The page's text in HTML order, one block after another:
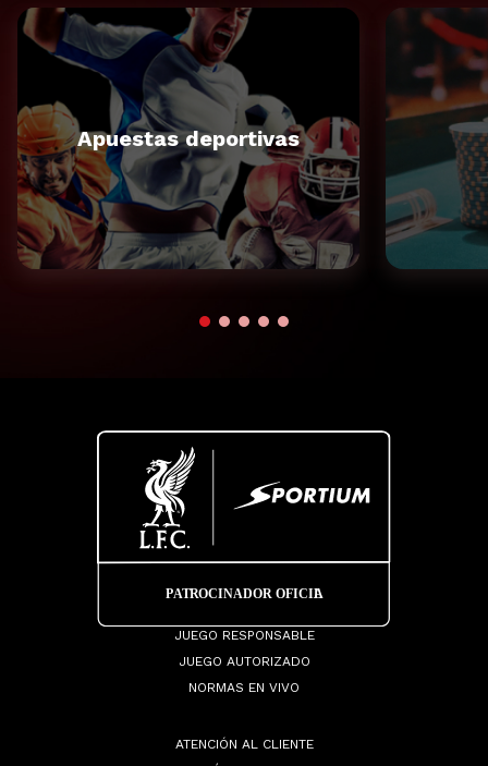
Apuestas deportivas
JUEGO RESPONSABLE
JUEGO AUTORIZADO
NORMAS EN VIVO
ATENCIÓN AL CLIENTE